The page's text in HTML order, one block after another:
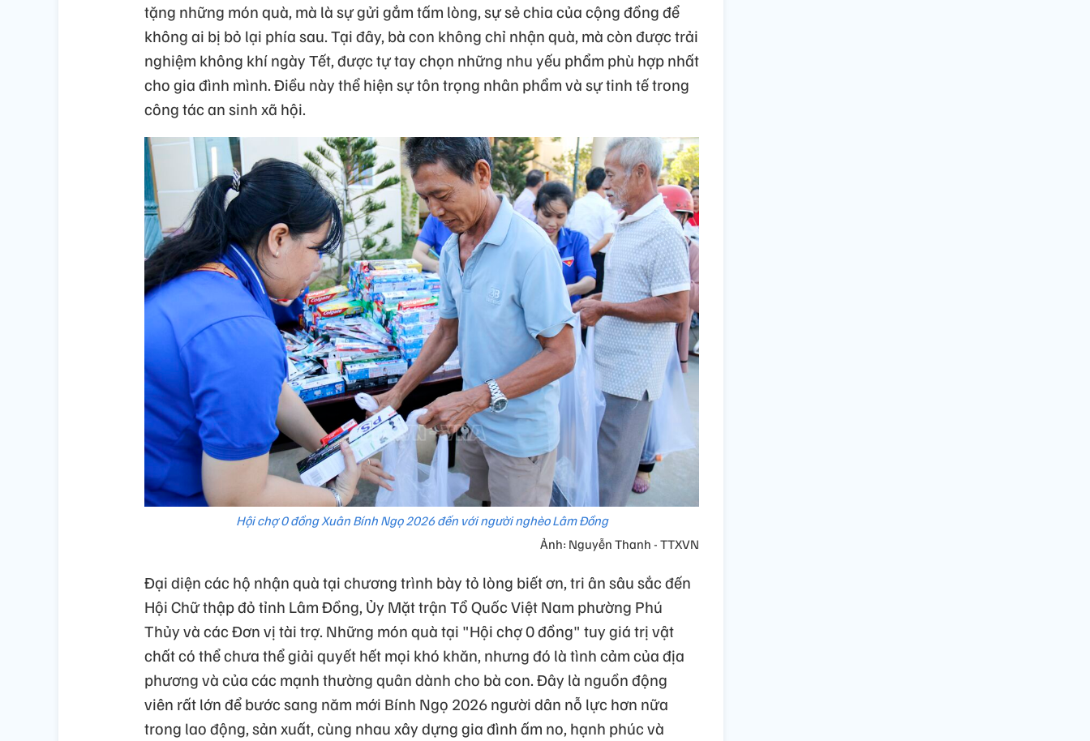
tặng những món quà, mà là sự gửi gắm tấm lòng, sự sẻ chia của cộng đồng để
không ai bị bỏ lại phía sau. Tại đây, bà con không chỉ nhận quà, mà còn được trải
nghiệm không khí ngày Tết, được tự tay chọn những nhu yếu phẩm phù hợp nhất
cho gia đình mình. Điều này thể hiện sự tôn trọng nhân phẩm và sự tinh tế trong
công tác an sinh xã hội.
Hội chợ 0 đồng Xuân Bính Ngọ 2026 đến với người nghèo Lâm Đồng
Ảnh: Nguyễn Thanh - TTXVN
Đại diện các hộ nhận quà tại chương trình bày tỏ lòng biết ơn, tri ân sâu sắc đến
Hội Chữ thập đỏ tỉnh Lâm Đồng, Ủy Mặt trận Tổ Quốc Việt Nam phường Phú
Thủy và các Đơn vị tài trợ. Những món quà tại "Hội chợ 0 đồng" tuy giá trị vật
chất có thể chưa thể giải quyết hết mọi khó khăn, nhưng đó là tình cảm của địa
phương và của các mạnh thường quân dành cho bà con. Đây là nguồn động
viên rất lớn để bước sang năm mới Bính Ngọ 2026 người dân nỗ lực hơn nữa
trong lao động, sản xuất, cùng nhau xây dựng gia đình ấm no, hạnh phúc và